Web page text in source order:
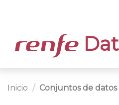
Inicio Conjuntos de datos